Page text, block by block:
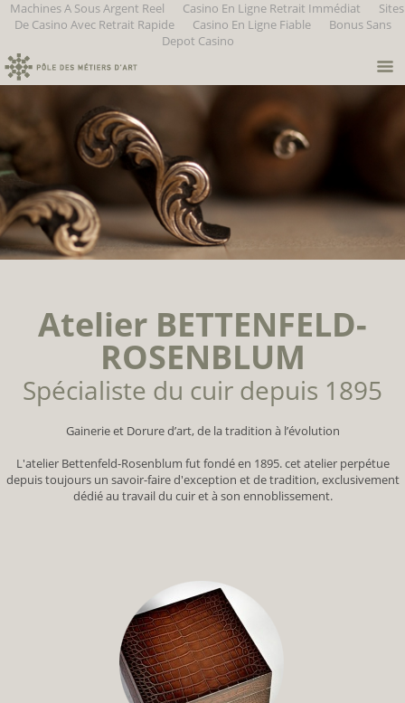
Machines A Sous Argent Reel Casino En Ligne Retrait Immédiat
Sites
De Casino Avec Retrait Rapide
Casino En Ligne Fiable
Bonus Sans
Depot Casino
Atelier BETTENFELD-
ROSENBLUM
Spécialiste du cuir depuis 1895
Gainerie et Dorure d’art, de la tradition à l’évolution
L'atelier Bettenfeld-Rosenblum fut fondé en 1895. cet atelier perpétue
depuis toujours un savoir-faire d'exception et de tradition, exclusivement
dédié au travail du cuir et à son ennoblissement.